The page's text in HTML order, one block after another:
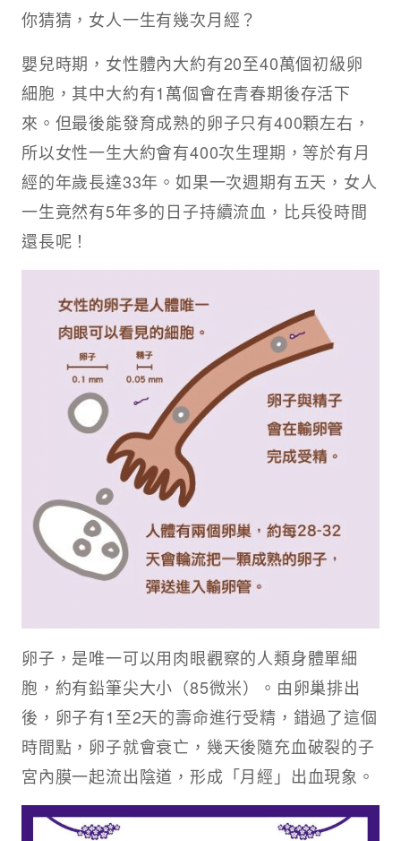
你猜猜，女人一生有幾次月經？
嬰兒時期，女性體內大約有20至40萬個初級卵
細胞，其中大約有1萬個會在青春期後存活下
來。但最後能發育成熟的卵子只有400顆左右，
所以女性一生大約會有400次生理期，等於有月
經的年歲長達33年。如果一次週期有五天，女人
一生竟然有5年多的日子持續流血，比兵役時間
還長呢！
卵子，是唯一可以用肉眼觀察的人類身體單細
胞，約有鉛筆尖大小（85微米）。由卵巢排出
後，卵子有1至2天的壽命進行受精，錯過了這個
時間點，卵子就會衰亡，幾天後隨充血破裂的子
宮內膜一起流出陰道，形成「月經」出血現象。